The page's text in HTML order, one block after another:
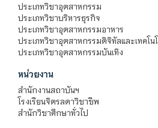
ประเภทวิชาอุตสาหกรรม
ประเภทวิชาบริหารธุรกิจ
ประเภทวิชาอุตสาหกรรมอาหาร
ประเภทวิชาอุตสาหกรรมดิจิทัลและเทคโน
ประเภทวิชาอุตสาหกรรมบันเทิง
หน่วยงาน
สำนักงานสถาบันฯ
โรงเรียนจิตรลดาวิชาชีพ
สำนักวิชาศึกษาทั่วไป